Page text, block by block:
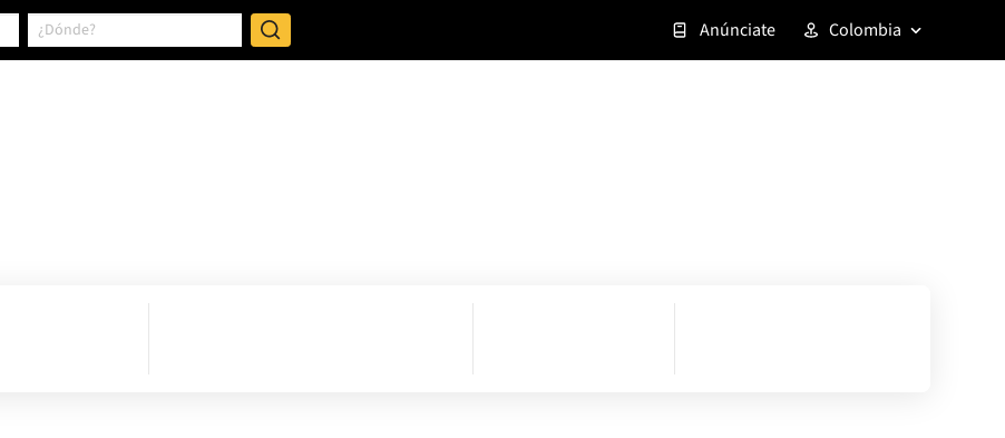
Anúnciate Colombia